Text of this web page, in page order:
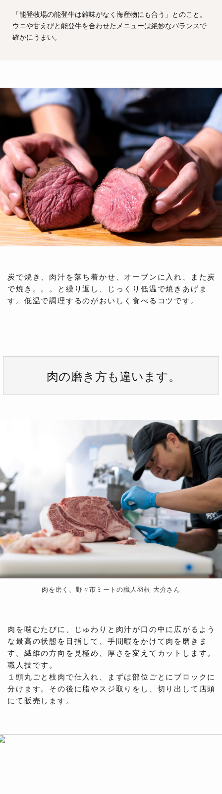
「能登牧場の能登牛は雑味がなく海産物にも合う」とのこと。
ウニや甘えびと能登牛を合わせたメニューは絶妙なバランスで
確かにうまい。
炭で焼き、肉汁を落ち着かせ、オーブンに入れ、また炭
で焼き。。。と繰り返し、じっくり低温で焼きあげま
す。低温で調理するのがおいしく食べるコツです。
肉の磨き方も違います。
肉を磨く、野々市ミートの職人羽根 大介さん
肉を噛むたびに、じゅわりと肉汁が口の中に広がるよう
な最高の状態を目指して、手間暇をかけて肉を磨きま
す。繊維の方向を見極め、厚さを変えてカットします。
職人技です。
１頭丸ごと枝肉で仕入れ、まずは部位ごとにブロックに
分けます。その後に脂やスジ取りをし、切り出して店頭
にて販売します。